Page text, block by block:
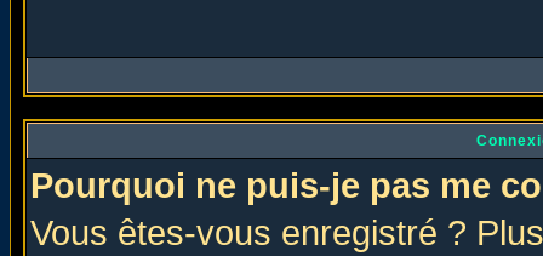
Pourquoi ne puis-je pas me
Vous êtes-vous enregistré ?